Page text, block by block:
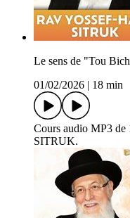
Le sens de "Tou
01/02/2026
18 min
Cours audio MP3 de
SITRUK.